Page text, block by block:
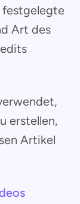
festgelegte
Art des
erstellen,
Artikel